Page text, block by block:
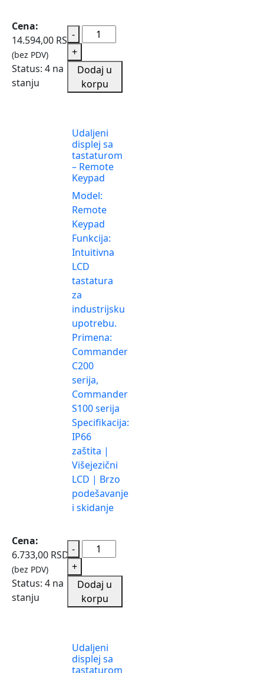
Status: 4 na
stanju
Cena:
14.594,00 RSD
(bez PDV)
-
+
Dodaj u
korpu
Udaljeni
displej sa
tastaturom
– Remote
Keypad
Model:
Remote
Keypad
Funkcija:
Intuitivna
LCD
tastatura
za
industrijsku
upotrebu.
Primena:
Commander
C200
serija,
Commander
S100 serija
Specifikacija:
IP66
zaštita |
Višejezični
LCD | Brzo
podešavanje
i skidanje
Status: 4 na
stanju
Cena:
6.733,00 RSD
(bez PDV)
-
+
Dodaj u
korpu
Udaljeni
displej sa
tastaturom